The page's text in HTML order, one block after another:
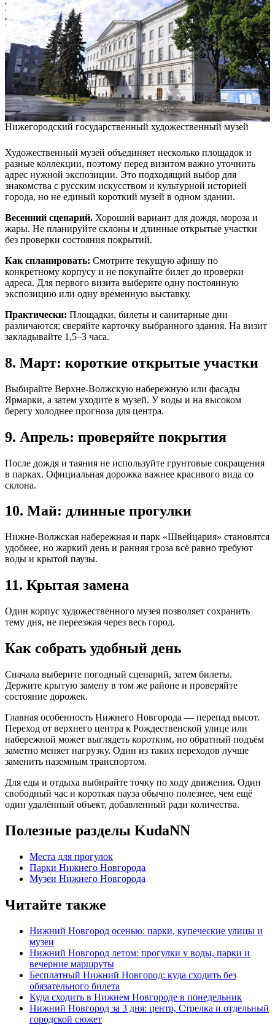
Нижегородский государственный художественный музей
Художественный музей объединяет несколько площадок и
разные коллекции, поэтому перед визитом важно уточнить
адрес нужной экспозиции. Это подходящий выбор для
знакомства с русским искусством и культурной историей
города, но не единый короткий музей в одном здании.
Весенний сценарий. Хороший вариант для дождя, мороза и
жары. Не планируйте склоны и длинные открытые участки
без проверки состояния покрытий.
Как спланировать: Смотрите текущую афишу по
конкретному корпусу и не покупайте билет до проверки
адреса. Для первого визита выберите одну постоянную
экспозицию или одну временную выставку.
Практически: Площадки, билеты и санитарные дни
различаются; сверяйте карточку выбранного здания. На визит
закладывайте 1,5–3 часа.
8. Март: короткие открытые участки
Выбирайте Верхне-Волжскую набережную или фасады
Ярмарки, а затем уходите в музей. У воды и на высоком
берегу холоднее прогноза для центра.
9. Апрель: проверяйте покрытия
После дождя и таяния не используйте грунтовые сокращения
в парках. Официальная дорожка важнее красивого вида со
склона.
10. Май: длинные прогулки
Нижне-Волжская набережная и парк «Швейцария» становятся
удобнее, но жаркий день и ранняя гроза всё равно требуют
воды и крытой паузы.
11. Крытая замена
Один корпус художественного музея позволяет сохранить
тему дня, не переезжая через весь город.
Как собрать удобный день
Сначала выберите погодный сценарий, затем билеты.
Держите крытую замену в том же районе и проверяйте
состояние дорожек.
Главная особенность Нижнего Новгорода — перепад высот.
Переход от верхнего центра к Рождественской улице или
набережной может выглядеть коротким, но обратный подъём
заметно меняет нагрузку. Один из таких переходов лучше
заменить наземным транспортом.
Для еды и отдыха выбирайте точку по ходу движения. Один
свободный час и короткая пауза обычно полезнее, чем ещё
один удалённый объект, добавленный ради количества.
Полезные разделы KudaNN
Места для прогулок
Парки Нижнего Новгорода
Музеи Нижнего Новгорода
Читайте также
Нижний Новгород осенью: парки, купеческие улицы и
музеи
Нижний Новгород летом: прогулки у воды, парки и
вечерние маршруты
Бесплатный Нижний Новгород: куда сходить без
обязательного билета
Куда сходить в Нижнем Новгороде в понедельник
Нижний Новгород за 3 дня: центр, Стрелка и отдельный
городской сюжет